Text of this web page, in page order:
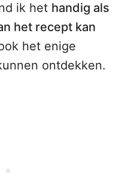
ik het handig als
het recept kan
het enige
ontdekken.